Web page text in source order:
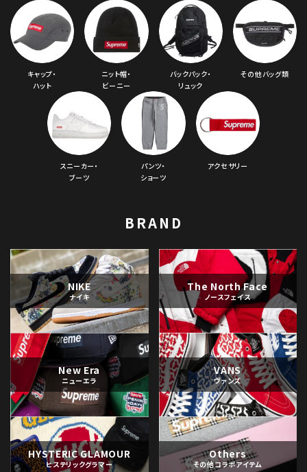
キャップ・
ハット
ニット帽・
ビーニー
バックパック・
リュック
その他バッグ類
スニーカー・
ブーツ
パンツ・
ショーツ
アクセサリー
BRAND
NIKE
ナイキ
The North Face
ノースフェイス
New Era
ニューエラ
VANS
ヴァンズ
HYSTERIC GLAMOUR
ヒステリックグラマー
Others
その他コラボアイテム